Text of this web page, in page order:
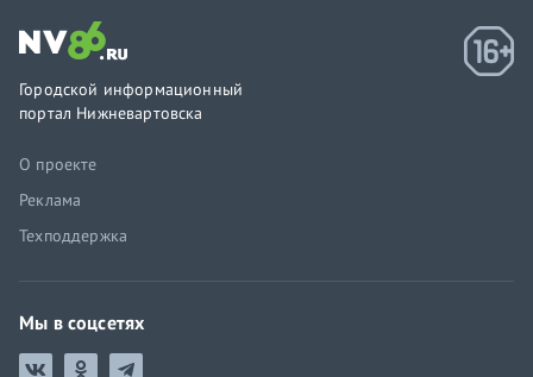
Городской информационный
портал Нижневартовска
О проекте
Реклама
Техподдержка
Мы в соцсетях